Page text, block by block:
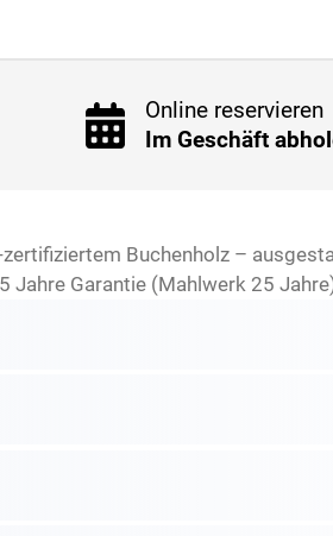
Online reservieren
Im Geschäft
Buchenholz –
Jahre Garantie (Mahlwerk 25